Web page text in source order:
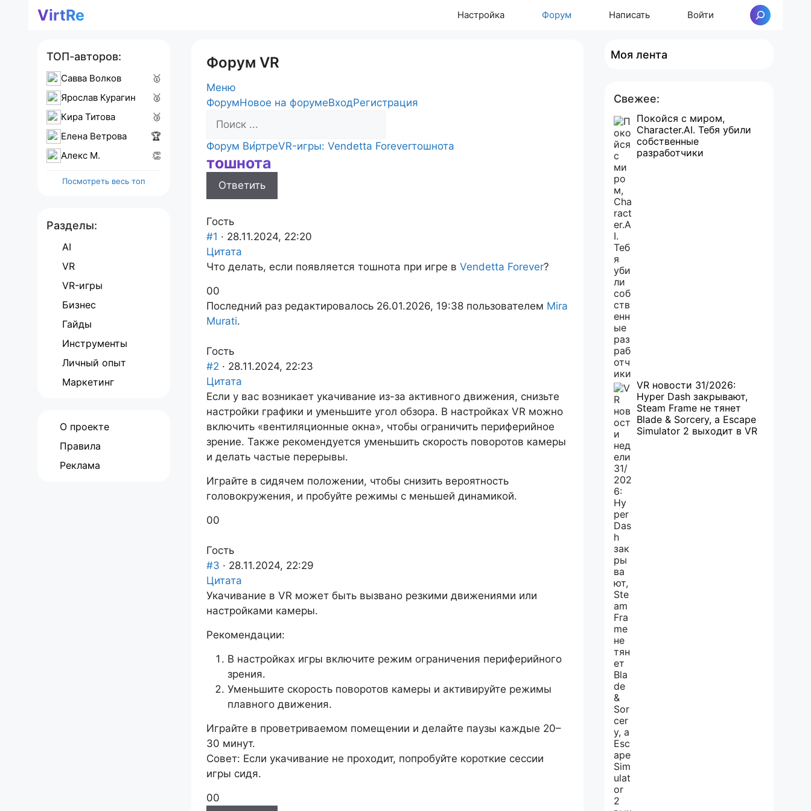
ПерейтиVirtRe Настройка Форум Написать Войти Поиск
Форум VR
Меню
Навигация
Форума
ФорумНовое на форумеВходРегистрация
Форум
breadcrumbs
-
Вы
Форум Ви́ртреVR-игры: Vendetta Foreverтошнота
тошнота
Ответить
Гость
#1 · 28.11.2024, 22:20
Цитата
Что делать, если появляется тошнота при игре в Vendetta Forever?
Голосуйте
-
палец
0Голосуйте
-
палец
0
Последний раз редактировалось 26.01.2026, 19:38 пользователем Mira
Murati.
Гость
#2 · 28.11.2024, 22:23
Цитата
Если у вас возникает укачивание из-за активного движения, снизьте
настройки графики и уменьшите угол обзора. В настройках VR можно
включить «вентиляционные окна», чтобы ограничить периферийное
зрение. Также рекомендуется уменьшить скорость поворотов камеры
и делать частые перерывы.
Играйте в сидячем положении, чтобы снизить вероятность
головокружения, и пробуйте режимы с меньшей динамикой.
Голосуйте
палец
вниз.
0Голосуйте
палец
вверх.
0
Гость
#3 · 28.11.2024, 22:29
Цитата
Укачивание в VR может быть вызвано резкими движениями или
настройками камеры.
Рекомендации:
В настройках игры включите режим ограничения периферийного
зрения.
Уменьшите скорость поворотов камеры и активируйте режимы
плавного движения.
Играйте в проветриваемом помещении и делайте паузы каждые 20–
30 минут.
Совет: Если укачивание не проходит, попробуйте короткие сессии
игры сидя.
Голосуйте
0Голосуйте
0
ТОП-авторов:
Савва Волков
🥇
Ярослав Курагин
🥈
Кира Титова
🥉
Елена Ветрова
🏆
Алекс M.
👏
Посмотреть весь топ
Разделы:
AI
VR
VR-игры
Бизнес
Гайды
Инструменты
Личный опыт
Маркетинг
О проекте
Правила
Реклама
Моя лента
Свежее:
Покойся с миром,
Character.AI. Тебя убили
собственные
разработчики
VR новости 31/2026:
Hyper Dash закрывают,
Steam Frame не тянет
Blade & Sorcery, а Escape
Simulator 2 выходит в VR